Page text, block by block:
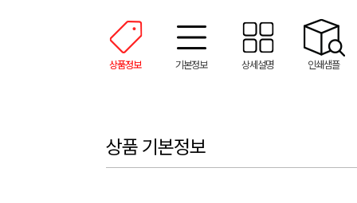
상품정보 기본정보 상세설명 인쇄샘플
상품 기본정보